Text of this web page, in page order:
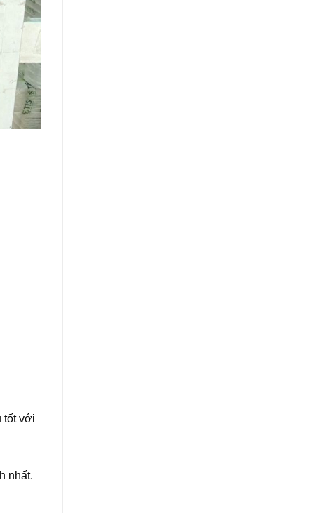
tốt với
nhất.